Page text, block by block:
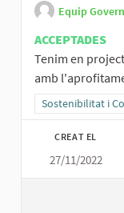
Equip
ACCEPTADES
Tenim en
amb
Resultats al
Sostenibilitat i
CREAT EL
27/11/2022